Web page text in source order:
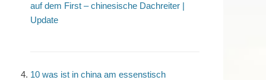
auf dem First – chinesische Dachreiter |
Update
10 was ist in china am essenstisch